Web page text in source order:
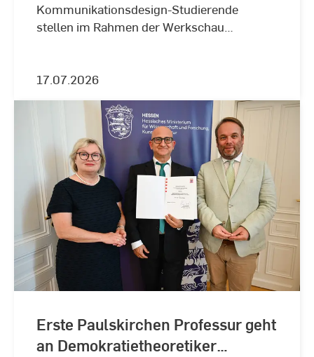
Kommunikationsdesign-Studierende
stellen im Rahmen der Werkschau
17.07.2026
Erste Paulskirchen Professur geht
an Demokratietheoretiker